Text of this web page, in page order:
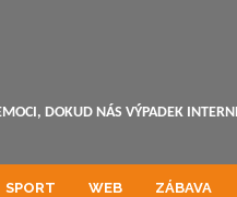
DOKUD NÁS VÝPADEK
SPORT WEB ZÁBAVA